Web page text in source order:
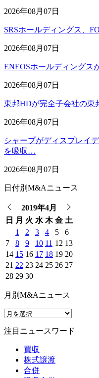
2026年08月07日
SRSホールディングス、
2026年08月07日
ENEOSホールディングス
2026年08月07日
東邦HDが完全子会社の東
2026年08月07日
シャープがディスプレイ
を吸収…
2026年08月07日
日付別M&Aニュース
2019年4月
日
月 火 水 木 金 土
1
2 3 4 5
6
7
8 9 10 11 12 13
14 15 16 17 18 19 20
21 22 23 24 25 26 27
28 29 30
月別M&Aニュース
注目ニュースワード
買収
株式譲渡
合併